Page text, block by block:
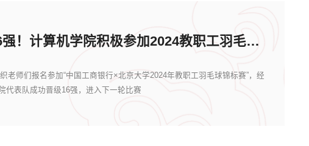
晋级16强！计算机学院积极参加2024教职工羽毛球锦标赛
师们报名参加“中国工商银行×北京大学2024年教职工羽毛球锦标赛”，经
代表队成功晋级16强，进入下一轮比赛